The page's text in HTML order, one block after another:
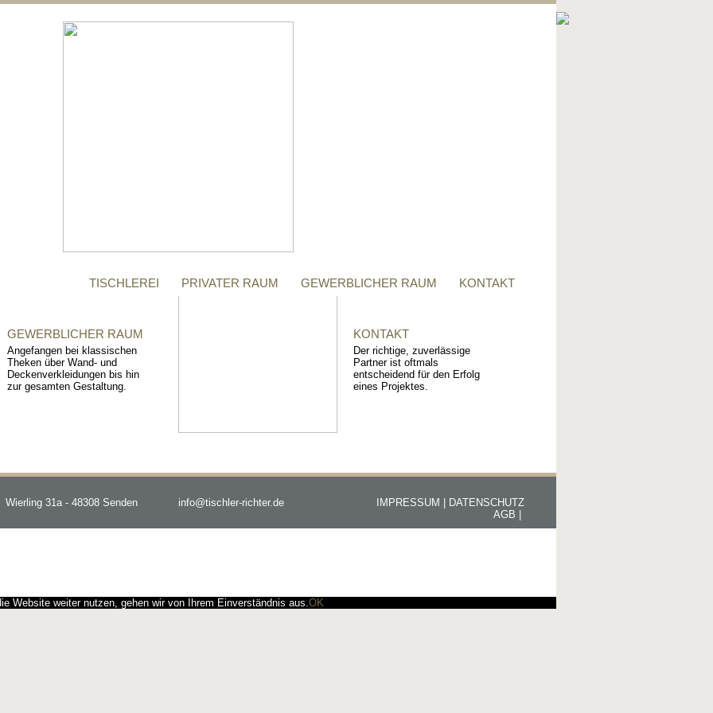
TISCHLEREI PRIVATER RAUM GEWERBLICHER RAUM KONTAKT
GEWERBLICHER RAUM
Angefangen bei klassischen
Theken über Wand- und
Deckenverkleidungen bis hin
zur gesamten Gestaltung.
KONTAKT
Der richtige, zuverlässige
Partner ist oftmals
entscheidend für den Erfolg
eines Projektes.
Wierling 31a - 48308 Senden info@tischler-richter.de DATENSCHUTZ
IMPRESSUM |
AGB |
Website weiter nutzen, gehen wir von Ihrem Einverständnis aus.OK